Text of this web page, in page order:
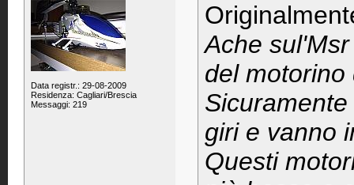
Data registr.: 29-08-2009
Residenza: Cagliari/Brescia
Messaggi: 219
Ache
del motorino
giri e vanno
Questi